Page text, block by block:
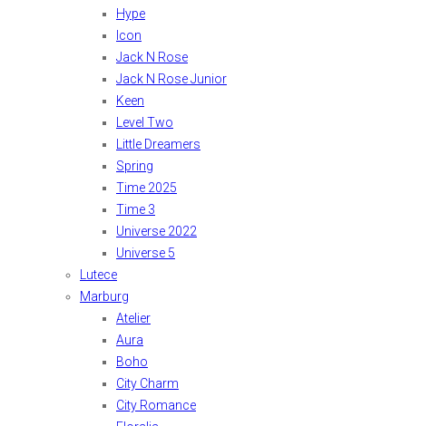
Hype
Icon
Jack N Rose
Jack N Rose Junior
Keen
Level Two
Little Dreamers
Spring
Time 2025
Time 3
Universe 2022
Universe 5
Lutece
Marburg
Atelier
Aura
Boho
City Charm
City Romance